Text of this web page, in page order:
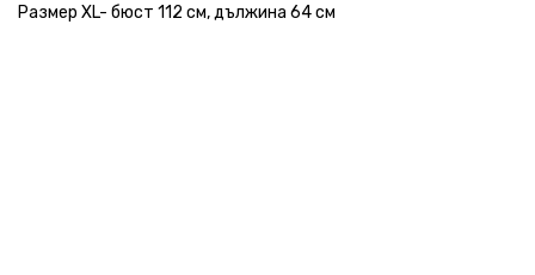
Размер XL- бюст 112 см, дължина 64 см